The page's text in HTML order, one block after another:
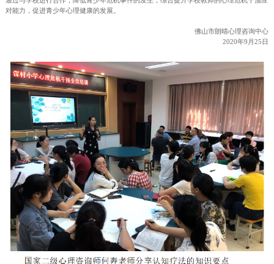
青少年学生的心理危机事件受到各方面的影响
此佛山市朗晴心理咨询中心与深村小学达成共识，于
建单位，旨在通过为学校提供专业的心理健康培训
件，提升学校教师的综合能力。
2020年9月21日，在过往一年的友好合作下，
达成共识，继续为学校提供专业的心理服务，并于
活动。活动由朗晴心理的国家二级心理咨询师何奔
围绕危机干预中如何通过认知疗法中的理性情绪疗
论知识进行分点讲解，并结合案例的形式加强教师
后，何奔老师通过小组实践的方式，让每位教师对
教师都非常认真、投入，对理性情绪疗法的理解和
本次活动开展，不仅让深村小学的教师能够加
升了教师们对学生心理危机干预的应对能力。
共建青少年心理健康合作单位是由佛山市朗晴